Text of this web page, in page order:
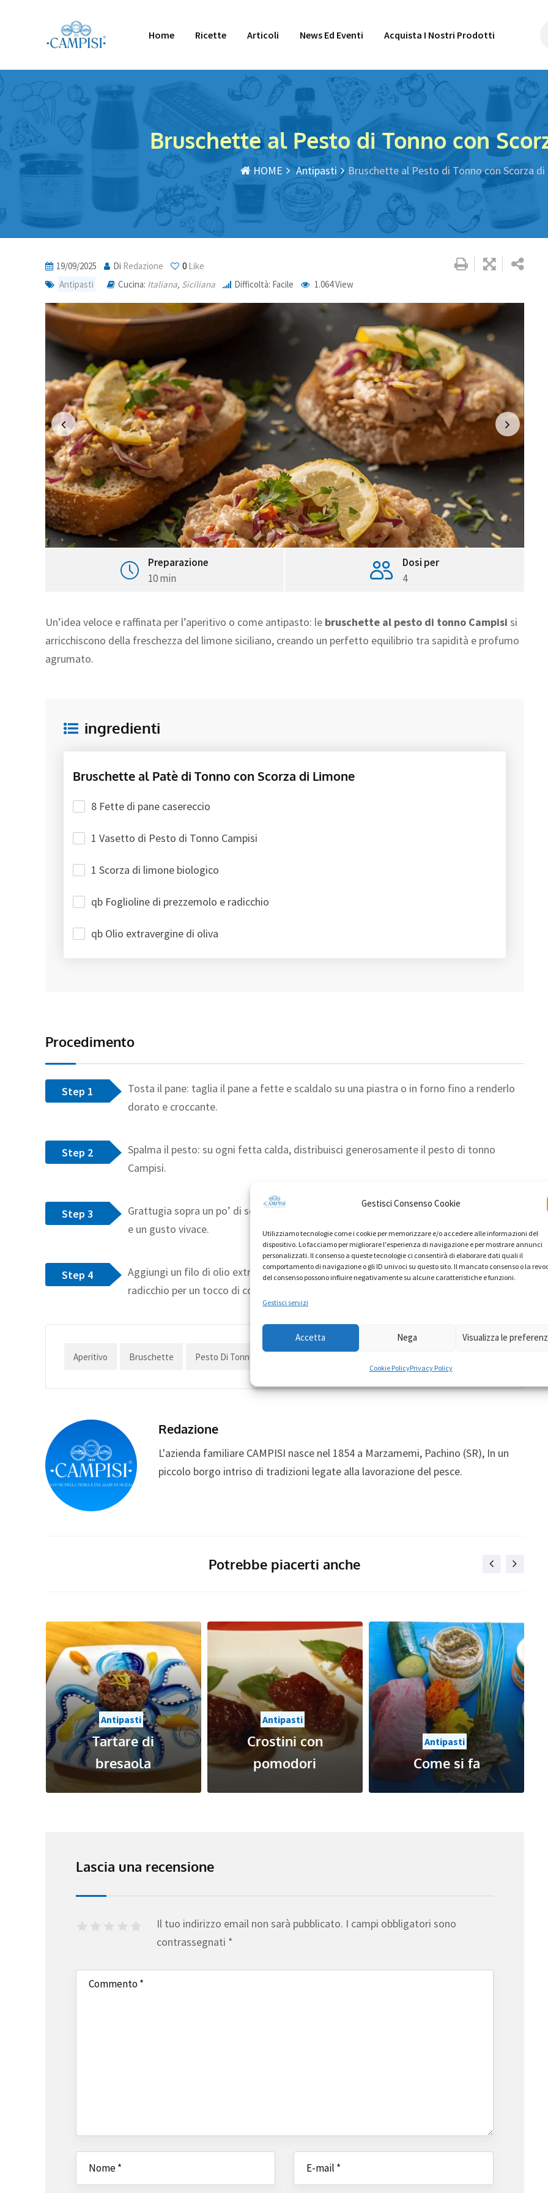
Gestisci Consenso Cookie
Utilizziamo tecnologie come i cookie per memorizzare e/o accedere alle informazioni del
dispositivo. Lo facciamo per migliorare l'esperienza di navigazione e per mostrare annunci
personalizzati. Il consenso a queste tecnologie ci consentirà di elaborare dati quali il
comportamento di navigazione o gli ID univoci su questo sito. Il mancato consenso o la
del consenso possono influire negativamente su alcune caratteristiche e funzioni.
Gestisci servizi
Accetta Nega Visualizza le
Cookie PolicyPrivacy Policy
contenuto
Home Ricette Articoli News Ed Eventi Acquista I Nostri Prodotti
Bruschette al Pesto di Tonno con
HOME Antipasti Bruschette al Pesto di Tonno con Scorza
19/09/2025 Di Redazione 0 Like
Antipasti
Cucina: Italiana, Siciliana Difficoltà: Facile 1.064View
WhatsApp
Pinterest
Preparazione
10 min
Dosi per
4
Un’idea veloce e raffinata per l’aperitivo o come antipasto: le bruschette al pesto di tonno Campisi si
arricchiscono della freschezza del limone siciliano, creando un perfetto equilibrio tra sapidità e profumo
agrumato.
ingredienti
Bruschette al Patè di Tonno con Scorza di Limone
8 Fette di pane casereccio
1 Vasetto di Pesto di Tonno Campisi
1 Scorza di limone biologico
qb Foglioline di prezzemolo e radicchio
qb Olio extravergine di oliva
Procedimento
Step 1
Tosta il pane: taglia il pane a fette e scaldalo su una piastra o in forno fino a renderlo
dorato e croccante.
Step 2
Spalma il pesto: su ogni fetta calda, distribuisci generosamente il pesto di tonno
Campisi.
Step 3
Grattugia sopra un po’ di scorza di limone non trattato, che regalerà un profumo unico
e un gusto vivace.
Step 4
Aggiungi un filo di olio extravergine d’oliva e qualche fogliolina di prezzemolo e
radicchio per un tocco di colore.
Aperitivo Bruschette Pesto Di Tonno
LinkedIn
Redazione
L'azienda familiare CAMPISI nasce nel 1854 a Marzamemi, Pachino (SR), In un
piccolo borgo intriso di tradizioni legate alla lavorazione del pesce.
Potrebbe piacerti anche
Antipasti
Crostini con
pomodori
Antipasti
Come si fa
Antipasti,Contorni
Patate farcite con
Lascia una recensione
Il tuo indirizzo email non sarà pubblicato. I campi obbligatori sono
contrassegnati *